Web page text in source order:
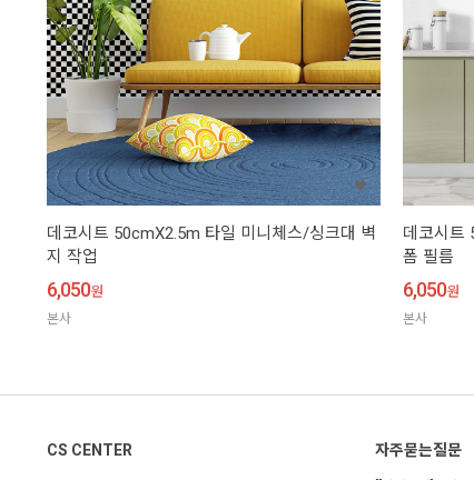
데코시트 50cmX2.5m 타일 미니체스/싱크대 벽
지 작업
6,050원
본사
데코시트
폼 필름
6,050원
본사
CS CENTER 자주묻는질문